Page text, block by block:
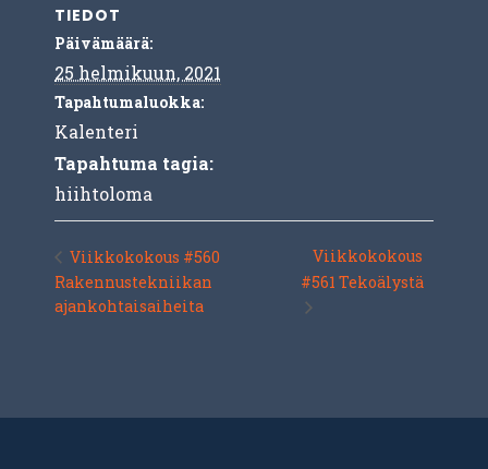
TIEDOT
Päivämäärä:
25 helmikuun, 2021
Tapahtumaluokka:
Kalenteri
Tapahtuma tagia:
hiihtoloma
Viikkokokous #560
Rakennustekniikan
ajankohtaisaiheita
Viikkokokous
#561 Tekoälystä